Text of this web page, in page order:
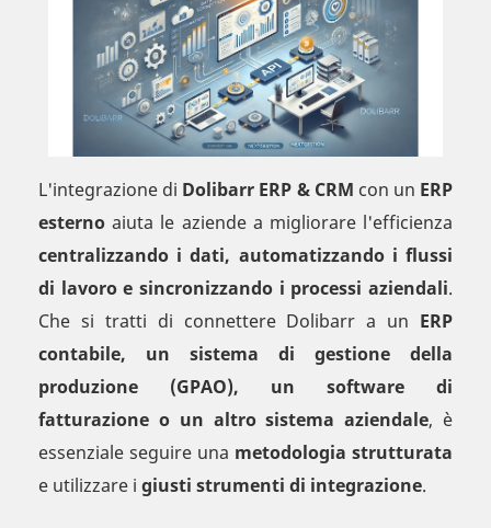
L'integrazione di Dolibarr ERP & CRM con un ERP
esterno aiuta le aziende a migliorare l'efficienza
centralizzando i dati, automatizzando i flussi
di lavoro e sincronizzando i processi aziendali.
Che si tratti di connettere Dolibarr a un ERP
contabile, un sistema di gestione della
produzione (GPAO), un software di
fatturazione o un altro sistema aziendale, è
essenziale seguire una metodologia strutturata
e utilizzare i giusti strumenti di integrazione.